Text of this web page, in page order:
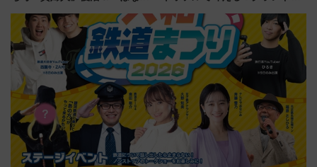
注目観光列車まとめ きっぷの取
り方は？
ディング＆カジュアルパーティ
ープラン